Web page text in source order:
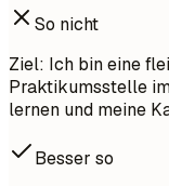
So nicht
Ziel: Ich bin eine
Praktikumsstelle
lernen und meine
Besser so